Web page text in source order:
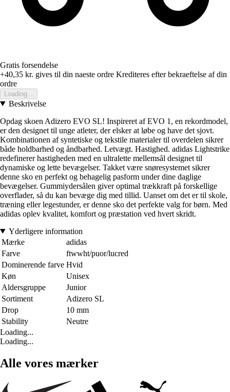
Gratis forsendelse
+40,35 kr. gives til din naeste ordre Krediteres efter bekraeftelse af din
ordre
Loading...
Beskrivelse
Opdag skoen Adizero EVO SL! Inspireret af EVO 1, en rekordmodel,
er den designet til unge atleter, der elsker at løbe og have det sjovt.
Kombinationen af syntetiske og tekstile materialer til overdelen sikrer
både holdbarhed og åndbarhed. Letvægt. Hastighed. adidas Lightstrike
redefinerer hastigheden med en ultralette mellemsål designet til
dynamiske og lette bevægelser. Takket være snøresystemet sikrer
denne sko en perfekt og behagelig pasform under dine daglige
bevægelser. Gummiydersålen giver optimal trækkraft på forskellige
overflader, så du kan bevæge dig med tillid. Uanset om det er til skole,
træning eller legestunder, er denne sko det perfekte valg for børn. Med
adidas oplev kvalitet, komfort og præstation ved hvert skridt.
Yderligere information
Mærke
adidas
Farve
ftwwht/puor/lucred
Dominerende farve Hvid
Køn
Unisex
Aldersgruppe
Junior
Sortiment
Adizero SL
Drop
10 mm
Stability
Neutre
Loading...
Loading...
Alle vores mærker